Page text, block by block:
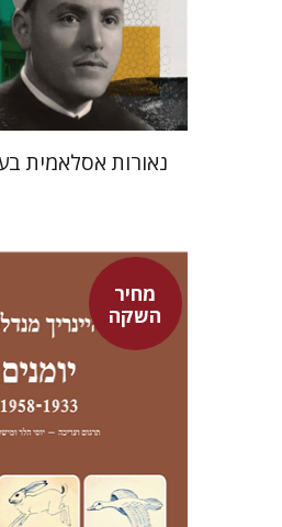
מחיר השקה
$24
נאורות אסלאמית
מחיר
השקההיינריך מנדלסון
יוסי הלר
מישלין ביבי